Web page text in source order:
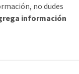
no dudes
información